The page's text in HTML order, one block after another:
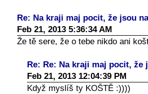
Re: Na kraji maj pocit, že jsou
Feb 21, 2013 5:36:34 AM
Že tě sere, že o tebe nikdo ani
Re: Re: Na kraji maj pocit, že
Feb 21, 2013 12:04:39 PM
Když myslíš ty KOŠTĚ :))))